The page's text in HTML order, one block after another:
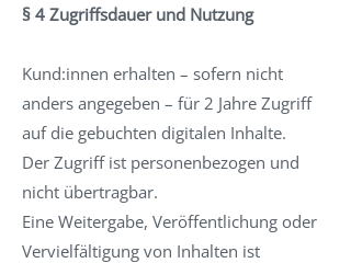
§ 4 Zugriffsdauer und Nutzung
Kund:innen erhalten – sofern nicht
anders angegeben – für 2 Jahre Zugriff
auf die gebuchten digitalen Inhalte.
Der Zugriff ist personenbezogen und
nicht übertragbar.
Eine Weitergabe, Veröffentlichung oder
Vervielfältigung von Inhalten ist